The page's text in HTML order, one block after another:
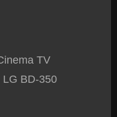
TV
LG BD-350